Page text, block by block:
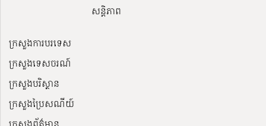
សន្តិភាព
ក្រសួងការបរទេស
ក្រសួងទេសចរណ៍
ក្រសួងបរិស្ថាន
ក្រសួងប្រៃសណីយ៍